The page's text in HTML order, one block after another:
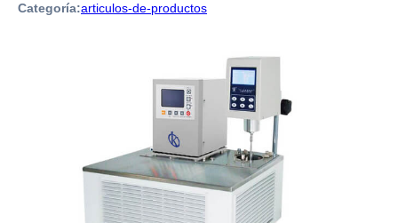
Categoría:articulos-de-productos